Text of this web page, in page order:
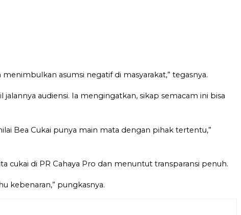
asumsi negatif di masyarakat,” tegasnya.
audiensi. Ia mengingatkan, sikap semacam ini bisa
Bea Cukai punya main mata dengan pihak tertentu,”
cukai di PR Cahaya Pro dan menuntut transparansi penuh.
kebenaran,” pungkasnya.